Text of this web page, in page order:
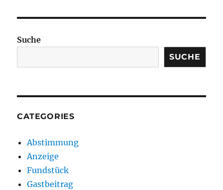
Suche
SUCHE
CATEGORIES
Abstimmung
Anzeige
Fundstück
Gastbeitrag